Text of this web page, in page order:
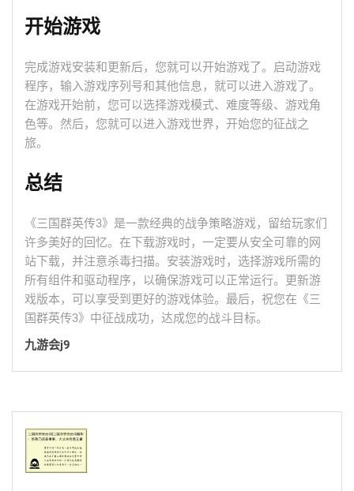
开始游戏
完成游戏安装和更新后，您就可以开始游戏了。启动游戏
程序，输入游戏序列号和其他信息，就可以进入游戏了。
在游戏开始前，您可以选择游戏模式、难度等级、游戏角
色等。然后，您就可以进入游戏世界，开始您的征战之
旅。
总结
《三国群英传3》是一款经典的战争策略游戏，留给玩家们
许多美好的回忆。在下载游戏时，一定要从安全可靠的网
站下载，并注意杀毒扫描。安装游戏时，选择游戏所需的
所有组件和驱动程序，以确保游戏可以正常运行。更新游
戏版本，可以享受到更好的游戏体验。最后，祝您在《三
国群英传3》中征战成功，达成您的战斗目标。
九游会j9